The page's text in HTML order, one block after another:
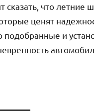
сказать, что
ценят
подобранные и